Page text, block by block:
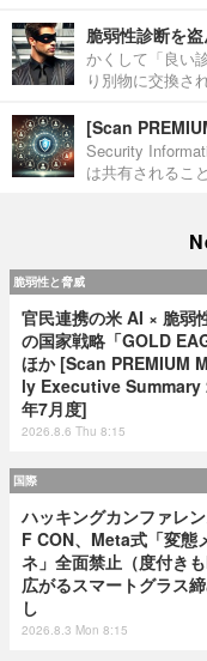
脆弱性診断を
かくして「良い
り別物に交換さ
[Scan
Security
は共有されるこ
脆弱性と脅威
官民連携の米 AI × 脆弱
の国家戦略「GOLD
ほか [Scan PREMIUM
ly Executive Summary
年7月度]
2026.8.6 Thu 8:15
国際
ハッキングカンファレ
F CON、Meta式「変態
ネ」全面禁止（度付きも
広がるスマートグラス
し
2026.8.3 Mon 8:15